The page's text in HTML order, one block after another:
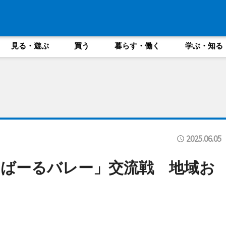
見る・遊ぶ 買う 暮らす・働く 学ぶ・知る
2025.06.05
ーるバレー」交流戦 地域お